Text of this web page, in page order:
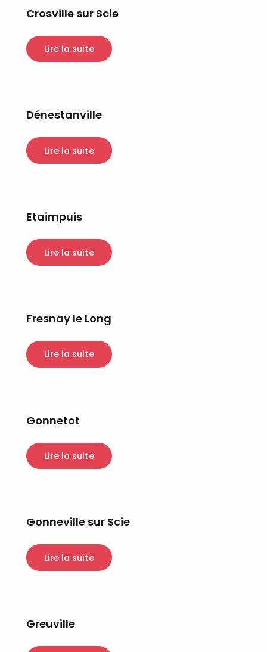
Crosville sur Scie
Lire la suite
Dénestanville
Lire la suite
Etaimpuis
Lire la suite
Fresnay le Long
Lire la suite
Gonnetot
Lire la suite
Gonneville sur Scie
Lire la suite
Greuville